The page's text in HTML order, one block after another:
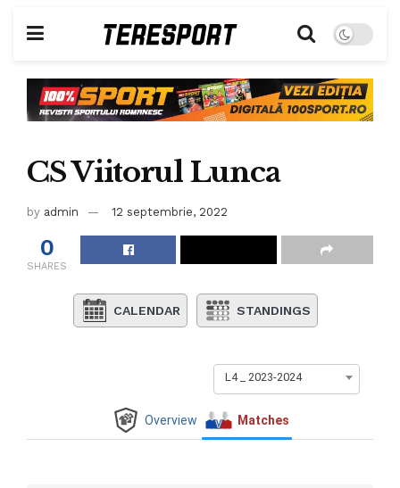
CS Viitorul Lunca
by admin 12 septembrie, 2022
0
SHARES
CALENDAR STANDINGS
L4 _ 2023-2024
Overview Matches